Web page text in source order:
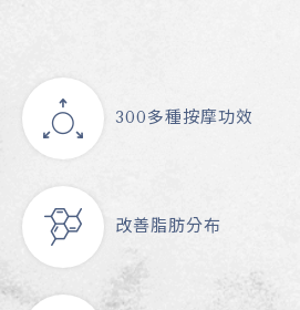
300多種按摩功效
改善脂肪分布